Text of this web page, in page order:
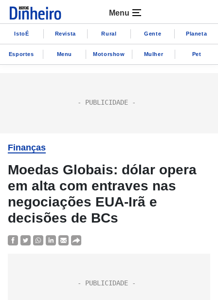
Menu
IstoÉ Revista Rural Gente Planeta
Esportes Menu Motorshow Mulher Pet
Finanças
Moedas Globais: dólar opera
em alta com entraves nas
negociações EUA-Irã e
decisões de BCs